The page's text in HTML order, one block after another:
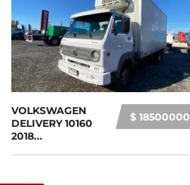
$ 18500000
VOLKSWAGEN
DELIVERY 10160
2018...